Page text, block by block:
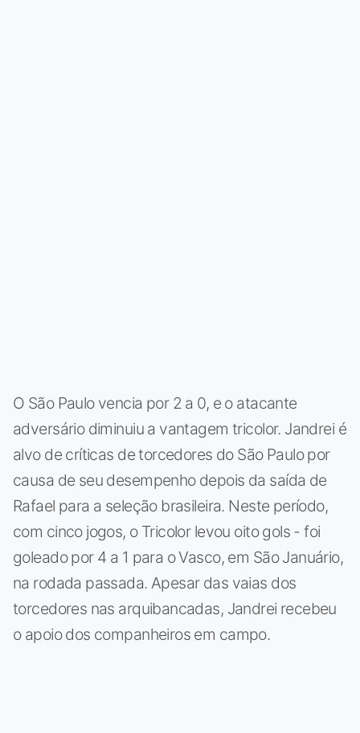
O São Paulo vencia por 2 a 0, e o atacante
adversário diminuiu a vantagem tricolor. Jandrei é
alvo de críticas de torcedores do São Paulo por
causa de seu desempenho depois da saída de
Rafael para a seleção brasileira. Neste período,
com cinco jogos, o Tricolor levou oito gols - foi
goleado por 4 a 1 para o Vasco, em São Januário,
na rodada passada. Apesar das vaias dos
torcedores nas arquibancadas, Jandrei recebeu
o apoio dos companheiros em campo.